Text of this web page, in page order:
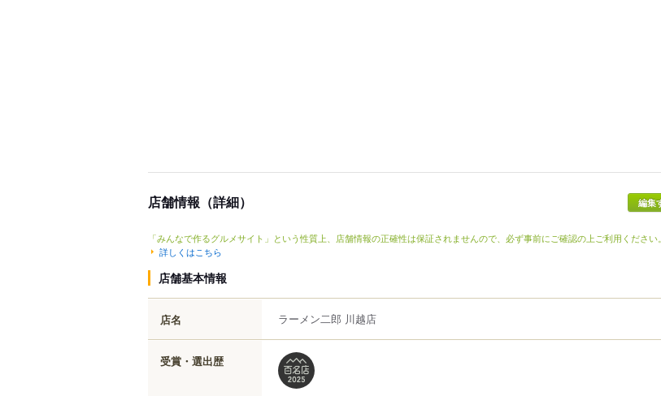
店舗情報（詳細）
「みんなで作るグルメサイト」という性質上、店舗情報の正確性は保証されませんので、必ず事前にご確認の上ご利用ください。
詳しくはこちら
店舗基本情報
店名 ラーメン二郎 川越店
受賞・選出歴